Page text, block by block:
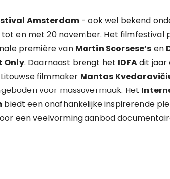
Amsterdam– ook wel bekend
en met 20 november. Het filmfestival
première van Martin Scorsese’s en
Only. Daarnaast brengt het IDFAdit jaar
filmmaker Mantas
voor massavermaak. Het
biedt een onafhankelijke inspirerende
een veelvorming aanbod